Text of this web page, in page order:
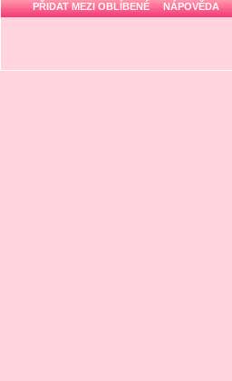
PŘIDAT MEZI OBLÍBENÉ NÁPOVĚDA